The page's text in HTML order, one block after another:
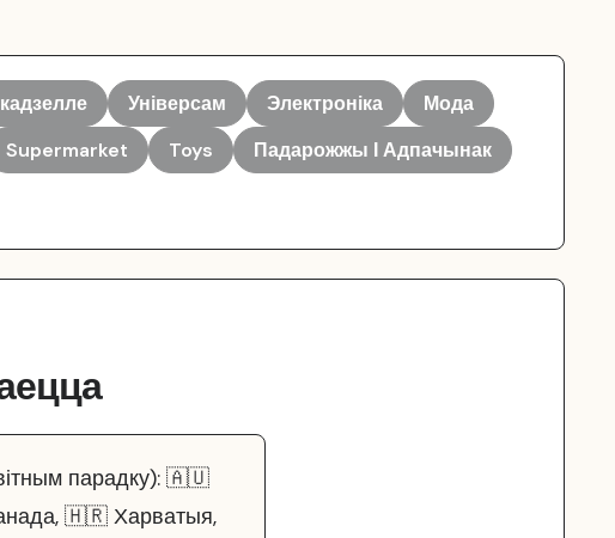
Універсам Электроніка
Мода
Supermarket Toys
Падарожжы І Адпачынак
парадку): 🇦🇺
🇭🇷 Харватыя,